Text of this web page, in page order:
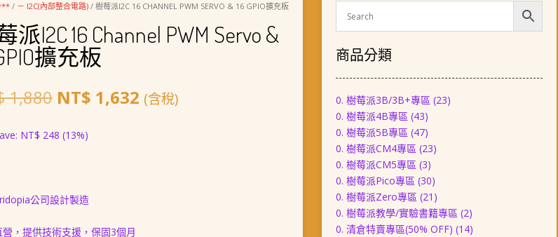
/ － I2C(內部整合電路) / 樹莓派I2C 16 CHANNEL PWM SERVO & 16 GPIO擴充板
派I2C 16 Channel PWM Servo &
擴充板
1,880 原
價
NT$ 1,880。
NT$ 1,632目
(含稅)
NT$ 248 (13%)
公司設計製造
營，提供技術支援，保固3個月
商品分類
0. 樹莓派3B/3B+專區 (23)
0. 樹莓派4B專區 (43)
0. 樹莓派5B專區 (47)
0. 樹莓派CM4專區 (23)
0. 樹莓派CM5專區 (3)
0. 樹莓派Pico專區 (30)
0. 樹莓派Zero專區 (21)
0. 樹莓派教學/實驗書籍專區 (2)
0. 清倉特賣專區(50% OFF) (14)